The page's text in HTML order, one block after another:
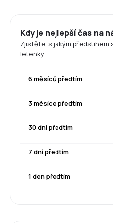
Kdy je nejlepší čas na
Zjistěte, s jakým
letenky.
6 měsíců předtím
3 měsíce předtím
30 dní předtím
7 dní předtím
1 den předtím